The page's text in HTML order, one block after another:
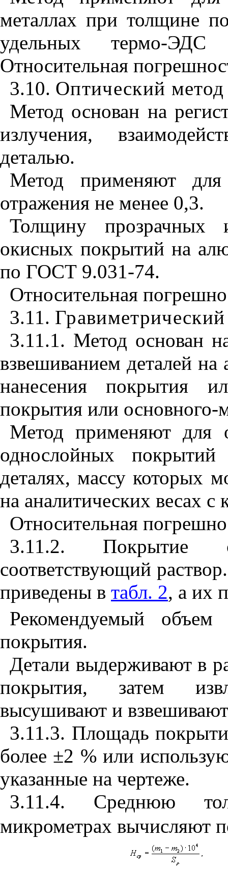
металлах при толщине
удельных термо-
Относительная
3.10. Оптический метод
Метод основан на
излучения,
деталью.
Метод применяют
отражения не менее 0,3.
Толщину прозрачных
окисных покрытий на
по ГОСТ 9.031-74.
Относительная
3.11.
3.11.1. Метод основан
взвешиванием деталей на
нанесения покрытия
покрытия или основного-
Метод применяют для
однослойных
деталях, массу которых
на аналитических весах
Относительная
3.11.2. Покрытие
соответствующий
приведены в табл. 2, а их
Рекомендуемый
покрытия.
Детали выдерживают в
покрытия, затем
высушивают и
3.11.3. Площадь
более ±2 % или
указанные на чертеже.
3.11.4. Среднюю
микрометрах вычисляют